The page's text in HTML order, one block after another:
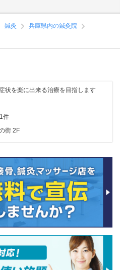
鍼灸
兵庫県内の鍼灸院
状を楽に出来る治療を目指します
件
街 2F